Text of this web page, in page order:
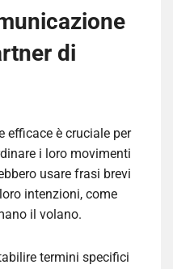
di
efficace è cruciale per
i loro movimenti
usare frasi brevi
intenzioni, come
il volano.
termini specifici